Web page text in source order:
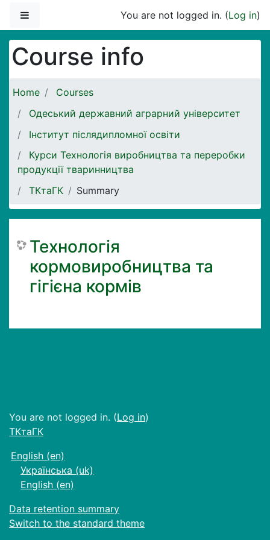
You are not logged in. (Log in)
Course info
Home
Courses
Одеський державний аграрний університет
Інститут післядипломної освіти
Курси Технологія виробництва та переробки
продукції тваринництва
ТКтаГК
Summary
Технологія
кормовиробництва та
гігієна кормів
You are not logged in. (Log in)
ТКтаГК
English ‎(en)‎
Українська ‎(uk)‎
English ‎(en)‎
Data retention summary
Switch to the standard theme